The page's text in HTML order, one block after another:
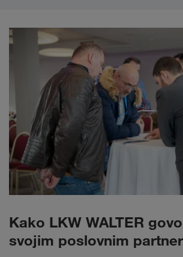
Kako LKW WALTER
svojim poslovnim